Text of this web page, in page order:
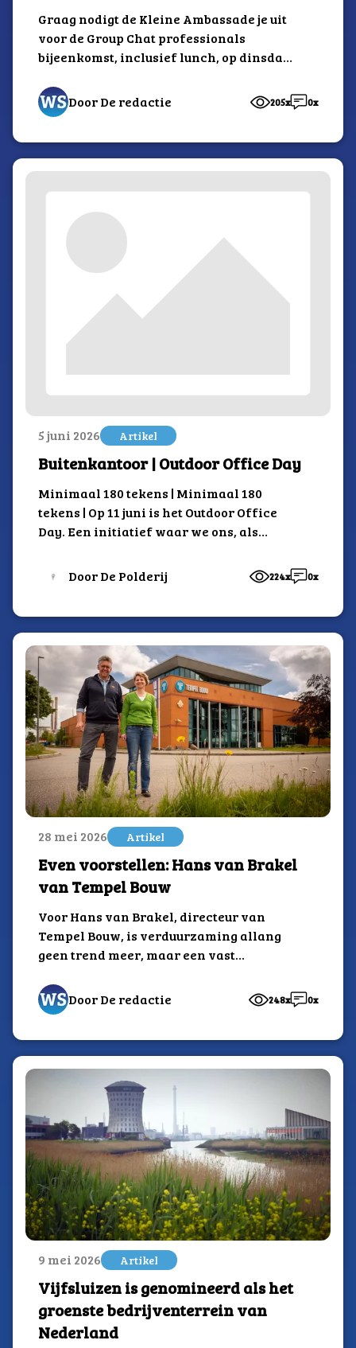
Graag nodigt de Kleine Ambassade je uit
voor de Group Chat professionals
bijeenkomst, inclusief lunch, op dinsdag
Door De redactie
205x 0x
5 juni 2026 Artikel
Buitenkantoor | Outdoor Office Day
Minimaal 180 tekens | Minimaal 180
tekens | Op 11 juni is het Outdoor Office
Day. Een initiatief waar we ons, als
scharen!Door De Polderij 224x 0x
28 mei 2026 Artikel
Even voorstellen: Hans van Brakel
van Tempel Bouw
Voor Hans van Brakel, directeur van
Tempel Bouw, is verduurzaming allang
geen trend meer, maar een vast
Door De redactie
248x 0x
9 mei 2026 Artikel
Vijfsluizen is genomineerd als het
groenste bedrijventerrein van
Nederland